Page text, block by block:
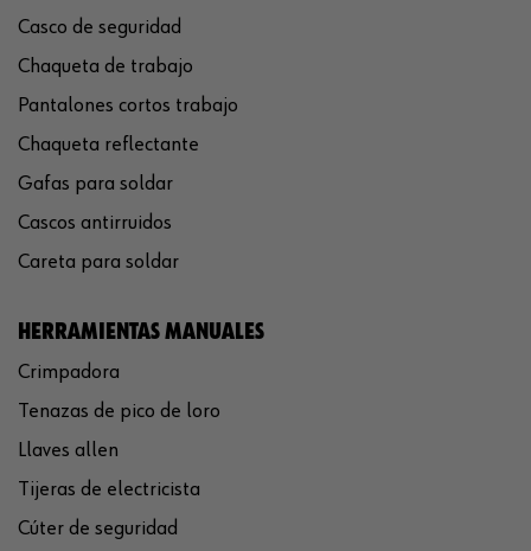
Casco de seguridad
Chaqueta de trabajo
Pantalones cortos trabajo
Chaqueta reflectante
Gafas para soldar
Cascos antirruidos
Careta para soldar
HERRAMIENTAS MANUALES
Crimpadora
Tenazas de pico de loro
Llaves allen
Tijeras de electricista
Cúter de seguridad